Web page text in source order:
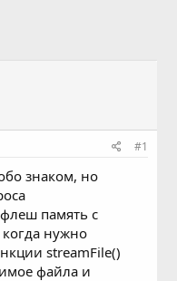
#1
знаком, но
флеш память с
нужно
streamFile()
файла и